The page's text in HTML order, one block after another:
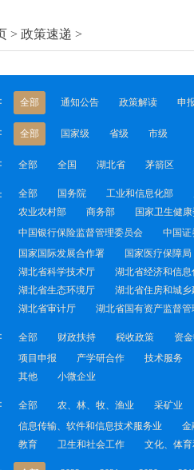
> 政策速递 >
全部 通知公告 政策解读 申
全部 国家级 省级 市级
全部 全国 湖北省 茅箭区
全部 国务院 工业和信息化部
农业农村部
商务部 国家卫生健
中国银行保险监督管理委员会
中国证
国家国际发展合作署
国家医疗保障局
湖北省科学技术厅
湖北省经济和信息
湖北省生态环境厅
湖北省住房和城乡
湖北省审计厅
湖北省国有资产监督管
全部 财政扶持 税收政策 资
项目申报
产学研合作 技术服务
其他
小微企业
全部 农、林、牧、渔业 采矿业
信息传输、软件和信息技术服务业
金
教育
卫生和社会工作 文化、体